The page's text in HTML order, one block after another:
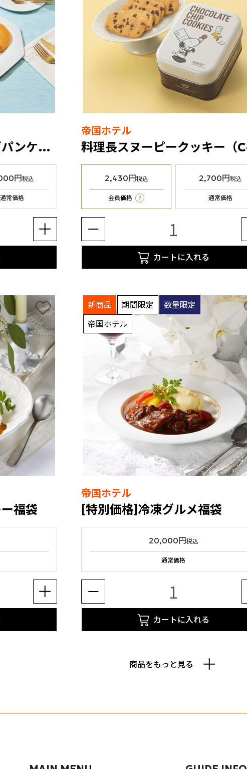
[夏のおすすめ]くつろぎパンケーキセット（冷凍食品）
円税込
通常価格
帝国ホテル
2,430円税込
会員価格 ?
2,700円税込
通常価格
カートに入れる
福袋
新商品 期間限定
数量限定
帝国ホテル
帝国ホテル
[特別価格]冷凍グルメ福袋
20,000円税込
通常価格
カートに入れる
商品をもっと見る